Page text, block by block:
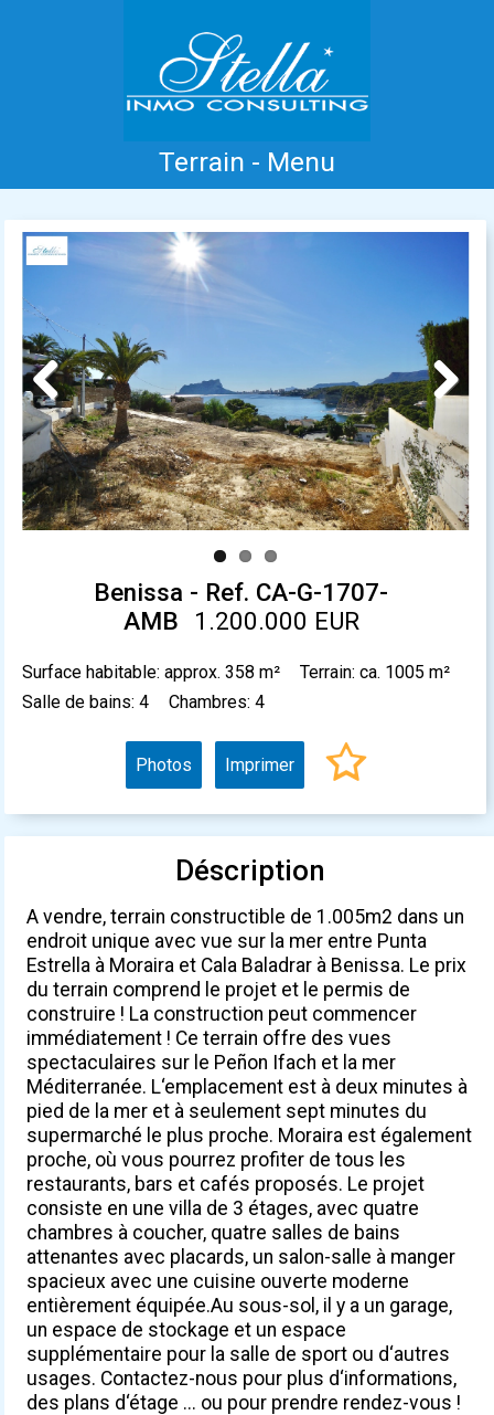
Terrain - Menu
Accueil Costa Blanca Vente Location
Nouvelle Construction
Références
Previous Next
Benissa - Ref. CA-G-1707-
AMB
1.200.000 EUR
Surface habitable: approx. 358 m²
Terrain: ca. 1005 m²
Salle de bains: 4
Chambres: 4
Photos Imprimer
Déscription
A vendre, terrain constructible de 1.005m2 dans un
endroit unique avec vue sur la mer entre Punta
Estrella à Moraira et Cala Baladrar à Benissa. Le prix
du terrain comprend le projet et le permis de
construire ! La construction peut commencer
immédiatement ! Ce terrain offre des vues
spectaculaires sur le Peñon Ifach et la mer
Méditerranée. L‘emplacement est à deux minutes à
pied de la mer et à seulement sept minutes du
supermarché le plus proche. Moraira est également
proche, où vous pourrez profiter de tous les
restaurants, bars et cafés proposés. Le projet
consiste en une villa de 3 étages, avec quatre
chambres à coucher, quatre salles de bains
attenantes avec placards, un salon-salle à manger
spacieux avec une cuisine ouverte moderne
entièrement équipée.Au sous-sol, il y a un garage,
un espace de stockage et un espace
supplémentaire pour la salle de sport ou d‘autres
usages. Contactez-nous pour plus d‘informations,
des plans d‘étage ... ou pour prendre rendez-vous !